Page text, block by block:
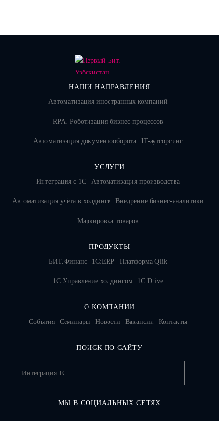
НАШИ НАПРАВЛЕНИЯ
Автоматизация иностранных компаний
RPA. Роботизация бизнес-процессов
Автоматизация документооборота IT-аутсорсинг
УСЛУГИ
Интеграция с 1С
Автоматизация производства
Автоматизация учёта в холдинге Внедрение бизнес-аналитики
Маркировка товаров
ПРОДУКТЫ
БИТ.Финанс
1С:ERP Платформа Qlik
1С:Управление холдингом 1C:Drive
О КОМПАНИИ
События
Семинары Новости Вакансии Контакты
ПОИСК ПО САЙТУ
МЫ В СОЦИАЛЬНЫХ СЕТЯХ